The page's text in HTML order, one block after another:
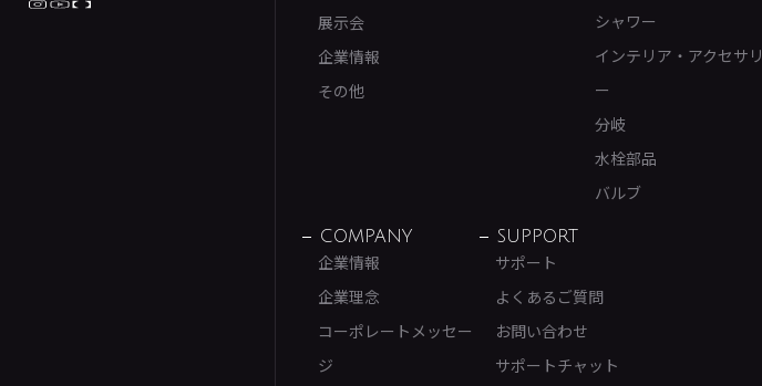
展示会
企業情報
その他
シャワー
インテリア・アクセサリ
ー
分岐
水栓部品
バルブ
COMPANY
企業情報
企業理念
コーポレートメッセー
ジ
SUPPORT
サポート
よくあるご質問
お問い合わせ
サポートチャット